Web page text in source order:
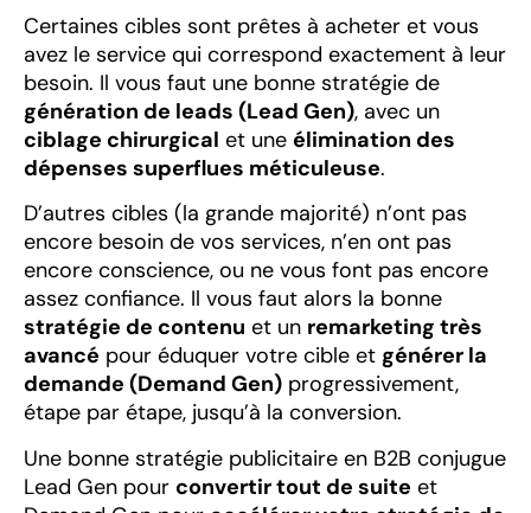
Certaines cibles sont prêtes à acheter et vous
avez le service qui correspond exactement à leur
besoin. Il vous faut une bonne stratégie de
génération de leads (Lead Gen), avec un
ciblage chirurgical et une élimination des
dépenses superflues méticuleuse.
D’autres cibles (la grande majorité) n’ont pas
encore besoin de vos services, n’en ont pas
encore conscience, ou ne vous font pas encore
assez confiance. Il vous faut alors la bonne
stratégie de contenu et un remarketing très
avancé pour éduquer votre cible et générer la
demande (Demand Gen) progressivement,
étape par étape, jusqu’à la conversion.
Une bonne stratégie publicitaire en B2B conjugue
Lead Gen pour convertir tout de suite et